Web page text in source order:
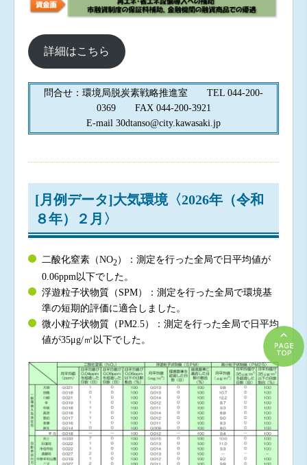
詳細はこちら
問合せ：環境局脱炭素戦略推進室 TEL 044-200-
0369 FAX 044-200-3921
E-mail 30dtanso@city.kawasaki.jp
[月例データ]大気環境〈2026年（令和
８年）２月〉
二酸化窒素（NO2）：測定を行った全局で日平均値が
0.06ppm以下でした。
浮遊粒子状物質（SPM）：測定を行った全局で環境基
準の短期的評価に適合しました。
微小粒子状物質（PM2.5）：測定を行った全局で日平均
値が35μg/㎥以下でした。